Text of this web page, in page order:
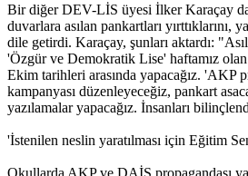
Bir diğer DEV-LİS üyesi İlker Karaçay
duvarlara asılan pankartları yırttıklarını,
dile getirdi. Karaçay, şunları aktardı:
'Özgür ve Demokratik Lise' haftamız
Ekim tarihleri arasında yapacağız. 'AKP
kampanyası düzenleyeceğiz, pankart
yazılamalar yapacağız. İnsanları
'İstenilen neslin yaratılması için Eğitim
Okullarda AKP ve DAİŞ propagandası